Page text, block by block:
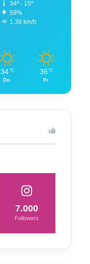
34º - 15º
59%
1.38 km/h
34 ℃
Do.
36 ℃
Fr.
7.000
Followers